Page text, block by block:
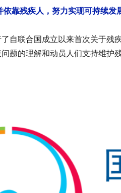
靠残疾人，努力实现可持续发
自联合国成立以来首次关于残
题的理解和动员人们支持维护